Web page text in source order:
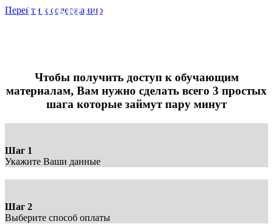
Перейти к содержанию
ТОЛЬКО ДЛЯ ВЫПУСКНИКОВ
Чтобы получить доступ к обучающим
материалам, Вам нужно сделать всего 3 простых
шага которые займут пару минут
Шаг 1
Укажите Ваши данные
Шаг 2
Выберите способ оплаты